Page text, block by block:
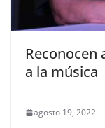
Reconocen
a la música
agosto 19, 2022